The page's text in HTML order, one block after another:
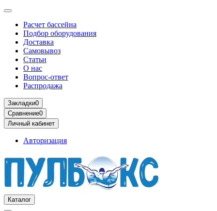
Расчет бассейна
Подбор оборудования
Доставка
Самовывоз
Статьи
О нас
Вопрос-ответ
Распродажа
Закладки0
Сравнение0
Личный кабинет
Авторизация
Каталог